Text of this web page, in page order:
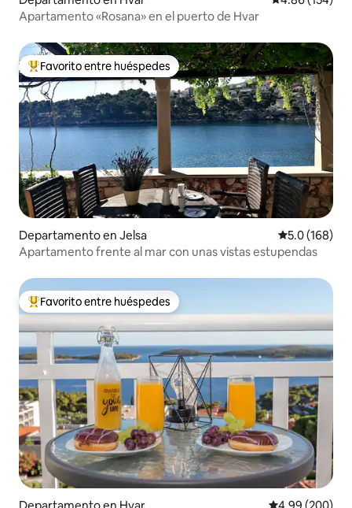
Apartamento «Rosana» en el puerto de Hvar
De los mejores en Favorito entre huéspedes
Favorito entre huéspedes
Departamento en Jelsa Calificación
5.0 (168)
Apartamento frente al mar con unas vistas estupendas
De los mejores en Favorito entre huéspedes
Favorito entre huéspedes
Departamento en Hvar Calificación
4.99 (200)